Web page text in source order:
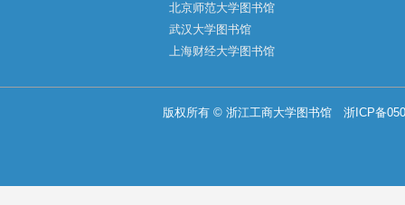
北京师范大学图书馆
武汉大学图书馆
上海财经大学图书馆
版权所有 © 浙江工商大学图书馆 浙ICP备